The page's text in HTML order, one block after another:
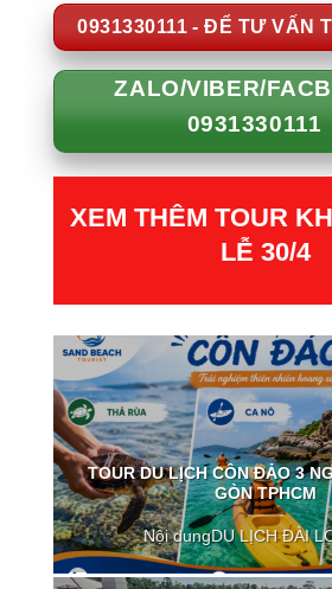
0931330111 - ĐỂ TƯ VẤN
ZALO/VIBER/
0931330111
XEM THÊM TOUR
LỄ 30/4
TOUR DU LỊCH CÔN ĐẢO 3
GÒN TPHCM
Nội dungDU LỊCH ĐÀI